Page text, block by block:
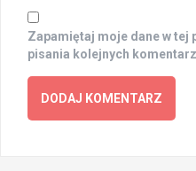
Zapamiętaj moje dane w
pisania kolejnych